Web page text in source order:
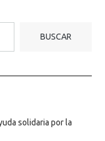
BUSCAR
solidaria por la